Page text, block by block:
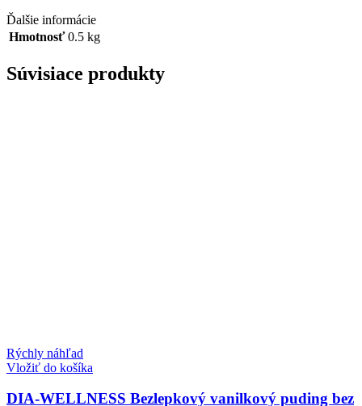
Ďalšie informácie
Hmotnosť 0.5 kg
Súvisiace produkty
Rýchly náhľad
Vložiť do košíka
DIA-WELLNESS Bezlepkový vanilkový puding bez